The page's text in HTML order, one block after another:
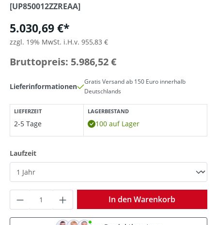
[UP850012ZZREAA]
5.030,69 €*
zzgl. 19% MwSt. i.H.v. 955,83 €
Bruttopreis: 5.986,52 €
Lieferinformationen
Gratis Versand ab 150 Euro innerhalb
Deutschlands
LIEFERZEIT
2-5 Tage
LAGERBESTAND
100 auf Lager
Laufzeitauswählen
Produkt Anzahl: Gib den gewünschten
In den Warenkorb